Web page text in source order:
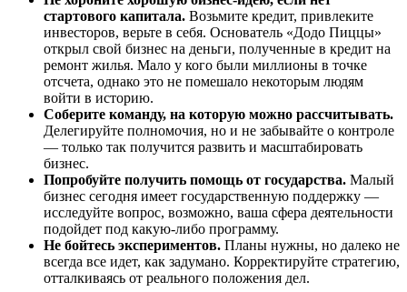
стартового капитала. Возьмите кредит, привлеките
инвесторов, верьте в себя. Основатель «Додо Пиццы»
открыл свой бизнес на деньги, полученные в кредит на
ремонт жилья. Мало у кого были миллионы в точке
отсчета, однако это не помешало некоторым людям
войти в историю.
Соберите команду, на которую можно рассчитывать.
Делегируйте полномочия, но и не забывайте о контроле
— только так получится развить и масштабировать
бизнес.
Попробуйте получить помощь от государства. Малый
бизнес сегодня имеет государственную поддержку —
исследуйте вопрос, возможно, ваша сфера деятельности
подойдет под какую-либо программу.
Не бойтесь экспериментов. Планы нужны, но далеко не
всегда все идет, как задумано. Корректируйте стратегию,
отталкиваясь от реального положения дел.